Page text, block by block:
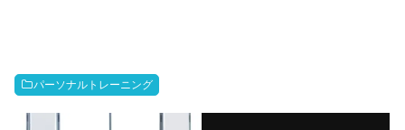
パーソナルトレーニング